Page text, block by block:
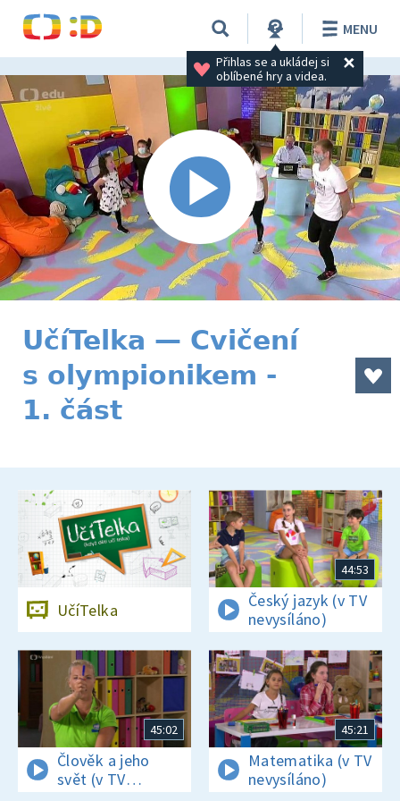
Přihlas se a ukládej si
oblíbené hry a videa.
MENU
UčíTelka — Cvičení
s olympionikem -
1. část
UčíTelka
44:53
Český jazyk (v TV
nevysíláno)
45:02
Člověk a jeho
svět (v TV
45:21
Matematika (v TV
nevysíláno)